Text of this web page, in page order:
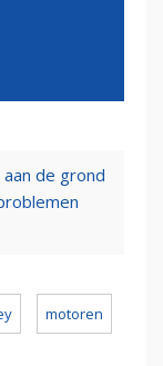
de grond
motoren